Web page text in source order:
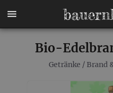
Bio-
Getränke / Brand